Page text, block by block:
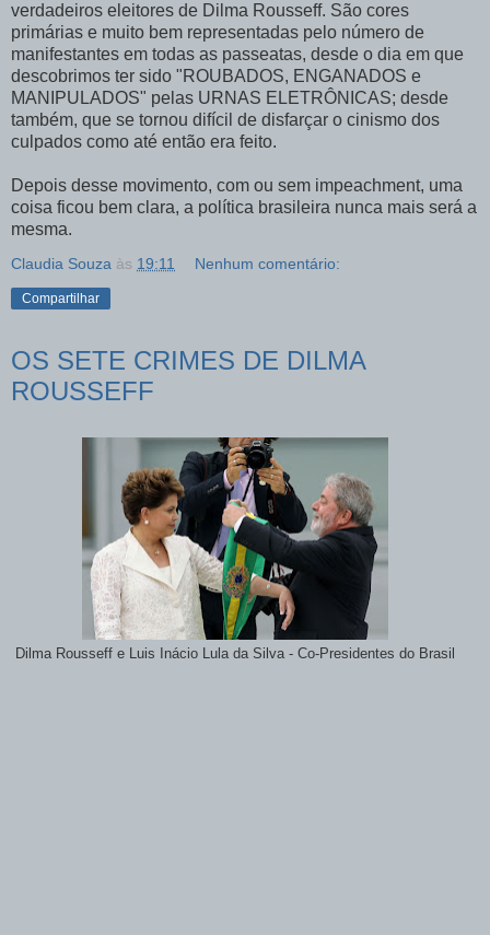
verdadeiros eleitores de Dilma Rousseff. São cores
primárias e muito bem representadas pelo número de
manifestantes em todas as passeatas, desde o dia em que
descobrimos ter sido "ROUBADOS, ENGANADOS e
MANIPULADOS" pelas URNAS ELETRÔNICAS; desde
também, que se tornou difícil de disfarçar o cinismo dos
culpados como até então era feito.
Depois desse movimento, com ou sem impeachment, uma
coisa ficou bem clara, a política brasileira nunca mais será a
mesma.
Claudia Souza às 19:11 Nenhum comentário:
Compartilhar
OS SETE CRIMES DE DILMA
ROUSSEFF
Dilma Rousseff e Luis Inácio Lula da Silva - Co-Presidentes do Brasil